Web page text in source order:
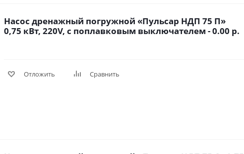
Насос дренажный погружной «Пульсар НДП 75 П»
0,75 кВт, 220V, с поплавковым выключателем - 0.00 р.
Отложить Сравнить